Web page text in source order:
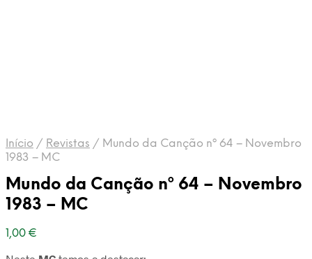
Início / Revistas / Mundo da Canção nº 64 – Novembro
1983 – MC
Mundo da Canção nº 64 – Novembro
1983 – MC
1,00 €